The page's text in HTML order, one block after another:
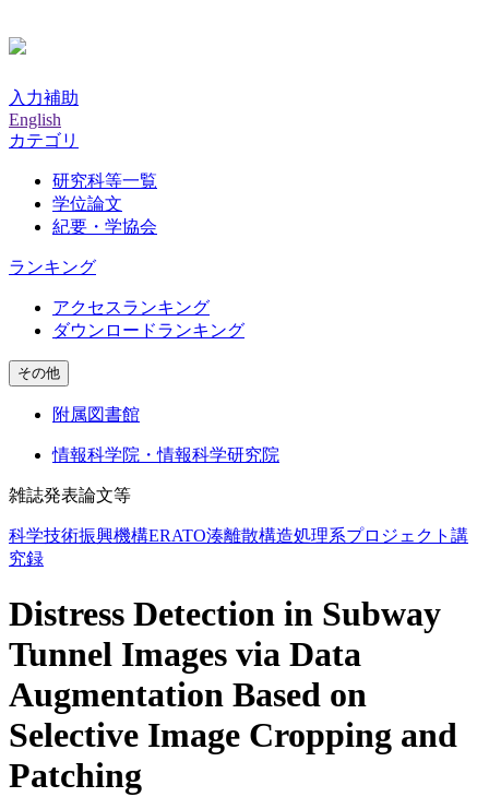
入力補助
English
カテゴリ
研究科等一覧
学位論文
紀要・学協会
ランキング
アクセスランキング
ダウンロードランキング
その他
附属図書館
情報科学院・情報科学研究院
雑誌発表論文等
科学技術振興機構ERATO湊離散構造処理系プロジェクト講
究録
Distress Detection in Subway
Tunnel Images via Data
Augmentation Based on
Selective Image Cropping and
Patching